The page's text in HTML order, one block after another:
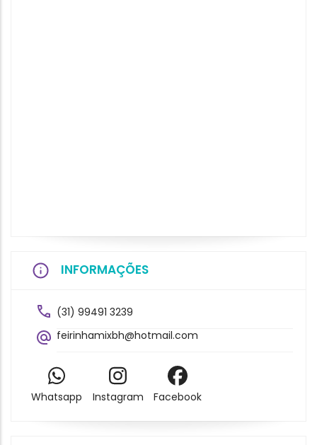
INFORMAÇÕES
(31) 99491 3239
feirinhamixbh@hotmail.com
Whatsapp Instagram Facebook